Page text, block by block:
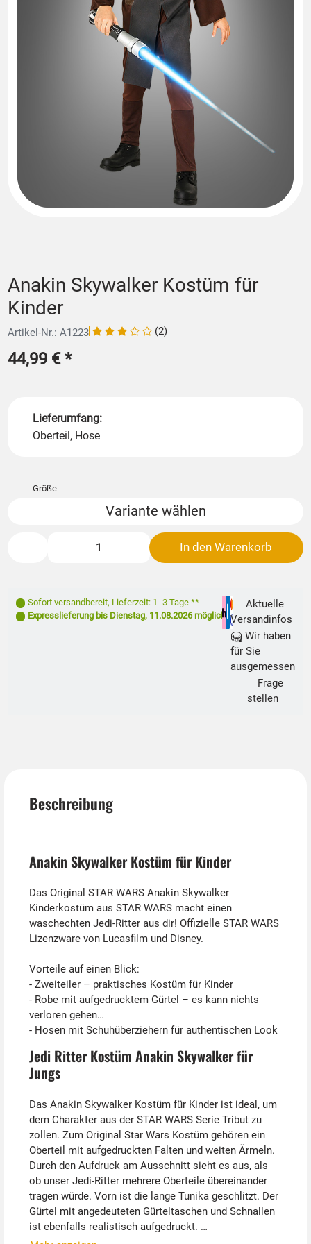
Anakin Skywalker Kostüm für
Kinder
Artikel-Nr.: A1223 (2)
44,99 €*
Lieferumfang:
Oberteil, Hose
Größe
Variante wählen
In den Warenkorb
Sofort versandbereit, Lieferzeit: 1- 3 Tage **
Expresslieferung bis Dienstag, 11.08.2026möglich
Aktuelle
Versandinfos
Wir haben
für Sie
ausgemessen
Frage
stellen
Beschreibung
Anakin Skywalker Kostüm für Kinder
Das Original STAR WARS Anakin Skywalker
Kinderkostüm aus STAR WARS macht einen
waschechten Jedi-Ritter aus dir! Offizielle STAR WARS
Lizenzware von Lucasfilm und Disney.
Vorteile auf einen Blick:
- Zweiteiler – praktisches Kostüm für Kinder
- Robe mit aufgedrucktem Gürtel – es kann nichts
verloren gehen
- Hosen mit Schuhüberziehern für authentischen Look
Jedi Ritter Kostüm Anakin Skywalker für
Jungs
Das Anakin Skywalker Kostüm für Kinder ist ideal, um
dem Charakter aus der STAR WARS Serie Tribut zu
zollen. Zum Original Star Wars Kostüm gehören ein
Oberteil mit aufgedruckten Falten und weiten Ärmeln.
Durch den Aufdruck am Ausschnitt sieht es aus, als
ob unser Jedi-Ritter mehrere Oberteile übereinander
tragen würde. Vorn ist die lange Tunika geschlitzt. Der
Gürtel mit angedeuteten Gürteltaschen und Schnallen
ist ebenfalls realistisch aufgedruckt.